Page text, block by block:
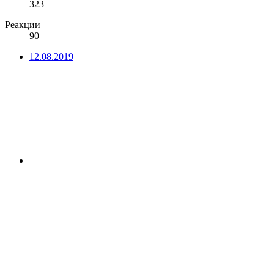
323
Реакции
90
12.08.2019